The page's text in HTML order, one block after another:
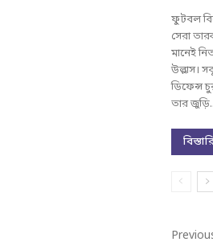
ফুটবল
সেরা
মানেই
উল্লাস।
ডিফেন্স
তার